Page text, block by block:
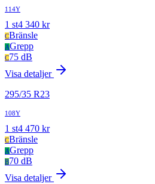
114Y
1 st4 340 kr
CBränsle
AGrepp
C75 dB
Visa detaljer
295/35 R23
108Y
1 st4 470 kr
CBränsle
AGrepp
B70 dB
Visa detaljer